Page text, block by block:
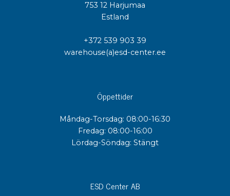
753 12 Harjumaa
Estland
+372 539 903 39
warehouse(a)esd-center.ee
Öppettider
Måndag-Torsdag: 08:00-16:30
Fredag: 08:00-16:00
Lördag-Söndag: Stängt
ESD Center AB